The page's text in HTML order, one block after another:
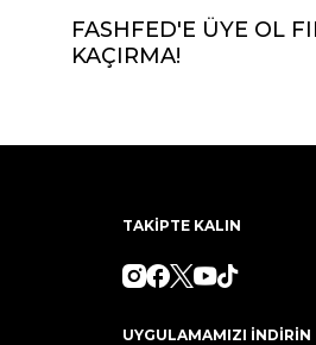
FASHFED'E ÜYE OL
KAÇIRMA!
TAKİPTE KALIN
UYGULAMAMIZI İNDİRİN